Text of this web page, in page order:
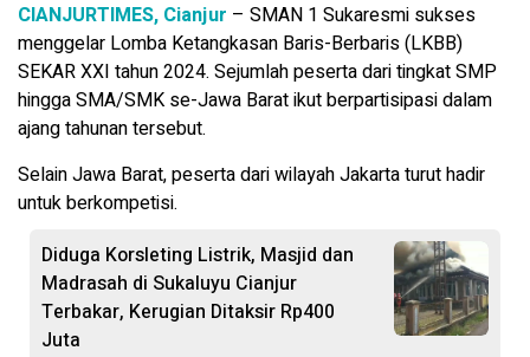
CIANJURTIMES, Cianjur – SMAN 1 Sukaresmi sukses
menggelar Lomba Ketangkasan Baris-Berbaris (LKBB)
SEKAR XXI tahun 2024. Sejumlah peserta dari tingkat SMP
hingga SMA/SMK se-Jawa Barat ikut berpartisipasi dalam
ajang tahunan tersebut.
Selain Jawa Barat, peserta dari wilayah Jakarta turut hadir
untuk berkompetisi.
Diduga Korsleting Listrik, Masjid dan
Madrasah di Sukaluyu Cianjur
Terbakar, Kerugian Ditaksir Rp400
Juta